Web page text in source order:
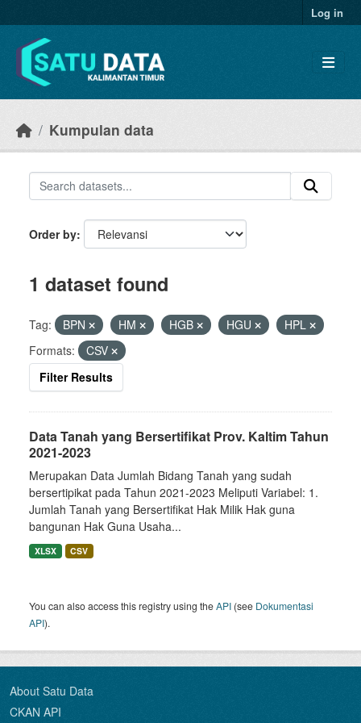
Log in
Kumpulan data
Order by
1 dataset found
Tag: BPN HM HGB HGU
HPL
Formats:
CSV
Filter Results
Data Tanah yang Bersertifikat Prov. Kaltim Tahun
2021-2023
Merupakan Data Jumlah Bidang Tanah yang sudah
bersertipikat pada Tahun 2021-2023 Meliputi Variabel: 1.
Jumlah Tanah yang Bersertifikat Hak Milik Hak guna
bangunan Hak Guna Usaha...
XLSX CSV
You can also access this registry using theAPI (see Dokumentasi
API).
About Satu Data
CKAN API